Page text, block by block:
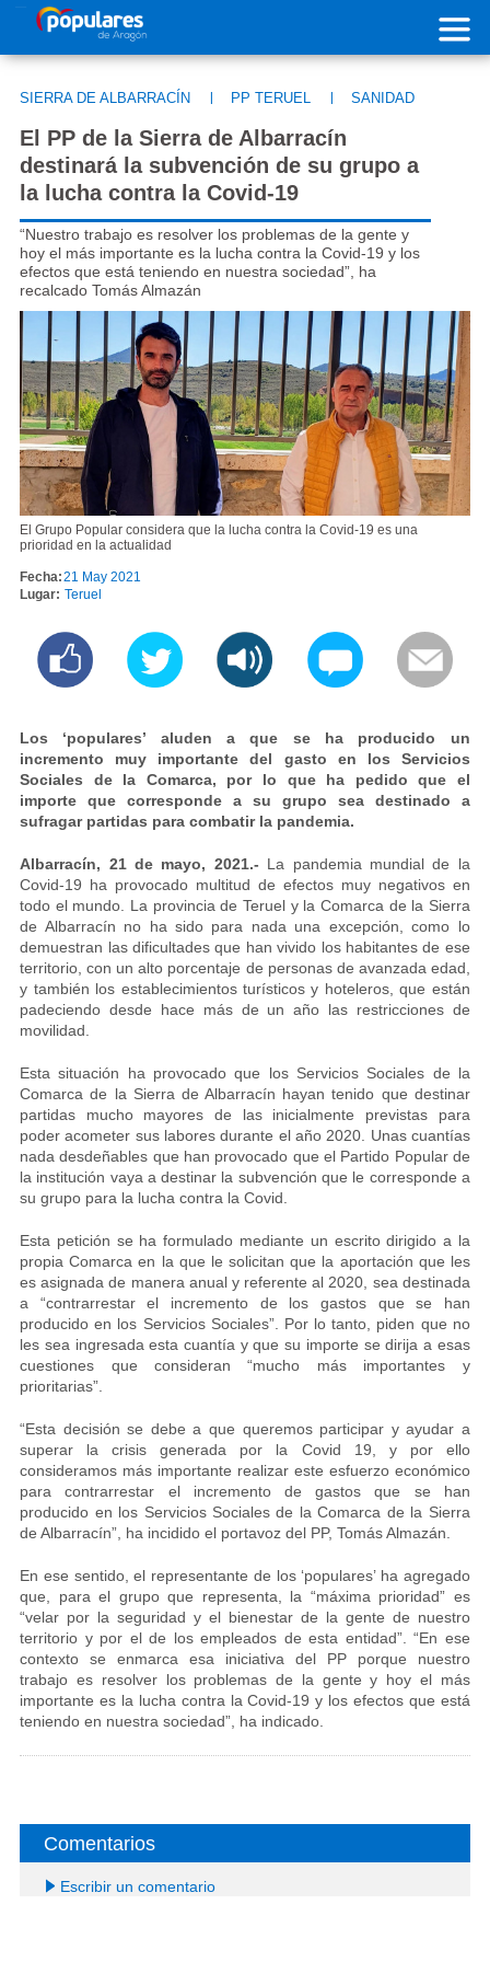
Pasar al contenido principal
SIERRA DE ALBARRACÍN | PP TERUEL | SANIDAD
El PP de la Sierra de Albarracín
destinará la subvención de su grupo a
la lucha contra la Covid-19
“Nuestro trabajo es resolver los problemas de la gente y
hoy el más importante es la lucha contra la Covid-19 y los
efectos que está teniendo en nuestra sociedad”, ha
recalcado Tomás Almazán
El Grupo Popular considera que la lucha contra la Covid-19 es una
prioridad en la actualidad
Fecha:21 May 2021
Lugar: Teruel
Los ‘populares’ aluden a que se ha producido un
incremento muy importante del gasto en los Servicios
Sociales de la Comarca, por lo que ha pedido que el
importe que corresponde a su grupo sea destinado a
sufragar partidas para combatir la pandemia.
Albarracín, 21 de mayo, 2021.- La pandemia mundial de la
Covid-19 ha provocado multitud de efectos muy negativos en
todo el mundo. La provincia de Teruel y la Comarca de la Sierra
de Albarracín no ha sido para nada una excepción, como lo
demuestran las dificultades que han vivido los habitantes de ese
territorio, con un alto porcentaje de personas de avanzada edad,
y también los establecimientos turísticos y hoteleros, que están
padeciendo desde hace más de un año las restricciones de
movilidad.
Esta situación ha provocado que los Servicios Sociales de la
Comarca de la Sierra de Albarracín hayan tenido que destinar
partidas mucho mayores de las inicialmente previstas para
poder acometer sus labores durante el año 2020. Unas cuantías
nada desdeñables que han provocado que el Partido Popular de
la institución vaya a destinar la subvención que le corresponde a
su grupo para la lucha contra la Covid.
Esta petición se ha formulado mediante un escrito dirigido a la
propia Comarca en la que le solicitan que la aportación que les
es asignada de manera anual y referente al 2020, sea destinada
a “contrarrestar el incremento de los gastos que se han
producido en los Servicios Sociales”. Por lo tanto, piden que no
les sea ingresada esta cuantía y que su importe se dirija a esas
cuestiones que consideran “mucho más importantes y
prioritarias”.
“Esta decisión se debe a que queremos participar y ayudar a
superar la crisis generada por la Covid 19, y por ello
consideramos más importante realizar este esfuerzo económico
para contrarrestar el incremento de gastos que se han
producido en los Servicios Sociales de la Comarca de la Sierra
de Albarracín”, ha incidido el portavoz del PP, Tomás Almazán.
En ese sentido, el representante de los ‘populares’ ha agregado
que, para el grupo que representa, la “máxima prioridad” es
“velar por la seguridad y el bienestar de la gente de nuestro
territorio y por el de los empleados de esta entidad”. “En ese
contexto se enmarca esa iniciativa del PP porque nuestro
trabajo es resolver los problemas de la gente y hoy el más
importante es la lucha contra la Covid-19 y los efectos que está
teniendo en nuestra sociedad”, ha indicado.
Comentarios
Escribir un comentario